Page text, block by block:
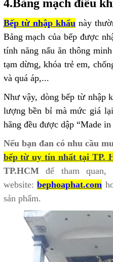
4.Bảng mạch điều
Bếp từ nhập khẩu này
Bảng mạch của bếp được
tính năng nấu ăn thông
tạm dừng, khóa trẻ em,
và quá áp,...
Như vậy, dòng bếp từ nhập
lượng bền bỉ mà mức giá
hãng đều được dập “Made
Nếu bạn đan có nhu cầu
bếp từ uy tín nhất tại TP.
TP.HCM
để tham
website: bephoaphat.com
sản phẩm.